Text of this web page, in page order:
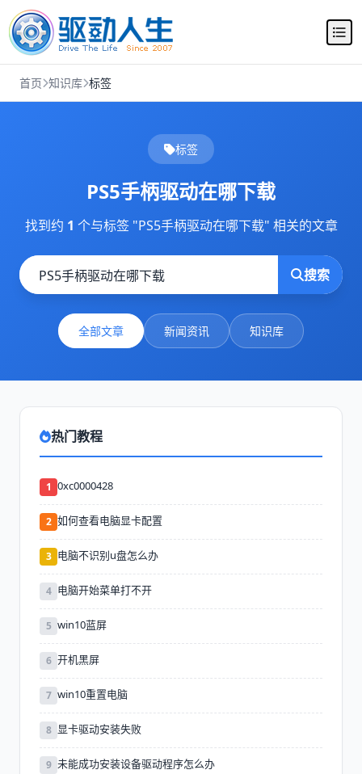
首页 知识库 标签
标签
PS5手柄驱动在哪下载
找到约 1 个与标签 "PS5手柄驱动在哪下载" 相关的文章
搜索
全部文章 新闻资讯 知识库
热门教程
1 0xc0000428
2 如何查看电脑显卡配置
3 电脑不识别u盘怎么办
4 电脑开始菜单打不开
5 win10蓝屏
6 开机黑屏
7 win10重置电脑
8 显卡驱动安装失败
9 未能成功安装设备驱动程序怎么办